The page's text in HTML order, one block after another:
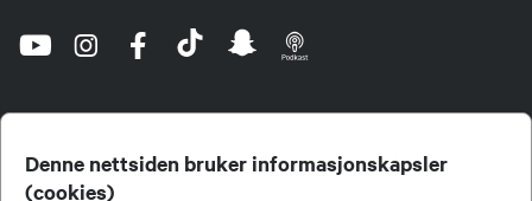
Denne nettsiden bruker informasjonskapsler
(cookies)